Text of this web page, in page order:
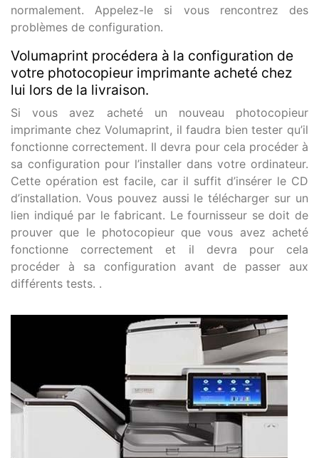
normalement. Appelez-le si vous rencontrez des
problèmes de configuration.
Volumaprint procédera à la configuration de
votre photocopieur imprimante acheté chez
lui lors de la livraison.
Si vous avez acheté un nouveau photocopieur
imprimante chez Volumaprint, il faudra bien tester qu’il
fonctionne correctement. Il devra pour cela procéder à
sa configuration pour l’installer dans votre ordinateur.
Cette opération est facile, car il suffit d’insérer le CD
d’installation. Vous pouvez aussi le télécharger sur un
lien indiqué par le fabricant. Le fournisseur se doit de
prouver que le photocopieur que vous avez acheté
fonctionne correctement et il devra pour cela
procéder à sa configuration avant de passer aux
différents tests. .